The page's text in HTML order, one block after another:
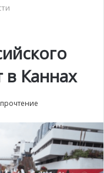
в Каннах